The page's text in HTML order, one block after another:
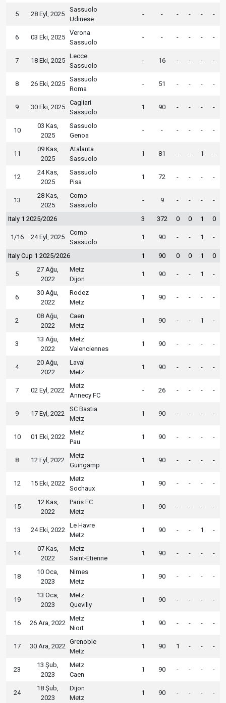
5 28 Eyl, 2025
Sassuolo
Udinese
- - - - - -
6 03 Eki, 2025
Verona
Sassuolo
- - - - - -
7 18 Eki, 2025
Lecce
Sassuolo
- 16 - - - -
8 26 Eki, 2025
Sassuolo
Roma
- 51 - - - -
9 30 Eki, 2025
Cagliari
Sassuolo
1 90 - - - -
10
03 Kas,
2025
Sassuolo
Genoa
- - - - - -
11
09 Kas,
2025
Atalanta
Sassuolo
1 81 - - 1 -
12
24 Kas,
2025
Sassuolo
Pisa
1 72 - - - -
13
28 Kas,
2025
Como
Sassuolo
- 9 - - - -
Italy 1 2025/2026 3 372 0 0 1 0
1/16 24 Eyl, 2025
Como
Sassuolo
1 90 - - 1 -
Italy Cup 1 2025/2026 1 90 0 0 1 0
5
27 Ağu,
2022
Metz
Dijon
1 90 - - 1 -
6
30 Ağu,
2022
Rodez
Metz
1 90 - - - -
2
08 Ağu,
2022
Caen
Metz
1 90 - - 1 -
3
13 Ağu,
2022
Metz
Valenciennes
1 90 - - - -
4
20 Ağu,
2022
Laval
Metz
1 90 - - - -
7 02 Eyl, 2022
Metz
Annecy FC
- 26 - - - -
9 17 Eyl, 2022
SC Bastia
Metz
1 90 - - - -
10 01 Eki, 2022
Metz
Pau
1 90 - - - -
8 12 Eyl, 2022
Metz
Guingamp
1 90 - - - -
12 15 Eki, 2022
Metz
Sochaux
1 90 - - - -
15
12 Kas,
2022
Paris FC
Metz
1 90 - - - -
13 24 Eki, 2022
Le Havre
Metz
1 90 - - 1 -
14
07 Kas,
2022
Metz
Saint-Etienne
1 90 - - - -
18
10 Oca,
2023
Nimes
Metz
1 90 - - - -
19
13 Oca,
2023
Metz
Quevilly
1 90 - - - -
16 26 Ara, 2022
Metz
Niort
1 90 - - - -
17 30 Ara, 2022
Grenoble
Metz
1 90 1 - - -
23
13 Şub,
2023
Metz
Caen
1 90 - - - -
24
18 Şub,
2023
Dijon
Metz
1 90 - - - -